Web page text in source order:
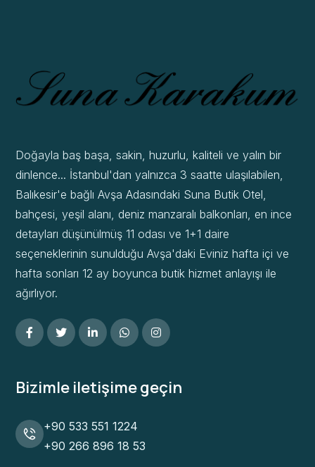
Doğayla baş başa, sakin, huzurlu, kaliteli ve yalın bir
dinlence... İstanbul'dan yalnızca 3 saatte ulaşılabilen,
Balıkesir'e bağlı Avşa Adasındaki Suna Butik Otel,
bahçesi, yeşil alanı, deniz manzaralı balkonları, en ince
detayları düşünülmüş 11 odası ve 1+1 daire
seçeneklerinin sunulduğu Avşa'daki Eviniz hafta içi ve
hafta sonları 12 ay boyunca butik hizmet anlayışı ile
ağırlıyor.
Bizimle iletişime geçin
+90 533 551 1224
+90 266 896 18 53